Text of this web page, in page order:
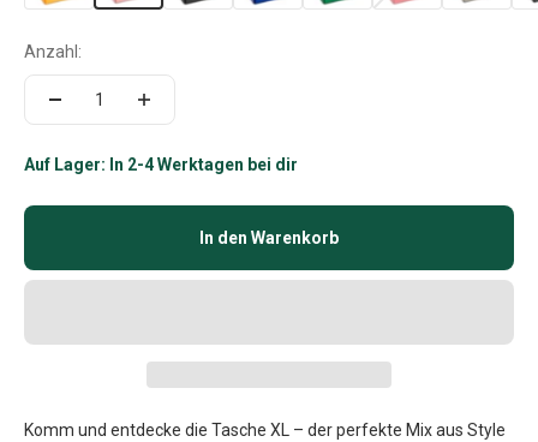
Anzahl:
Auf Lager: In 2-4 Werktagen bei dir
In den Warenkorb
Komm und entdecke die Tasche XL – der perfekte Mix aus Style
Bestellung und verpasse keine Neuigkeiten
mehr.
Email